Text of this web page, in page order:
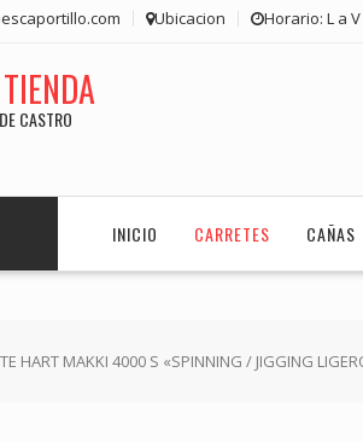
Ubicacion Horario: L a
CASTRO
INICIO CARRETES CAÑAS
HART MAKKI 4000 S «SPINNING / JIGGING